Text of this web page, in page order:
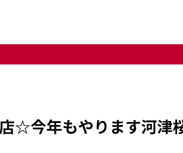
☆今年もやります河津